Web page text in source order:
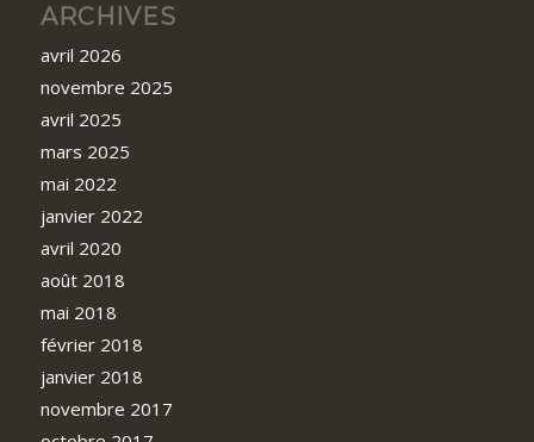
ARCHIVES
avril 2026
novembre 2025
avril 2025
mars 2025
mai 2022
janvier 2022
avril 2020
août 2018
mai 2018
février 2018
janvier 2018
novembre 2017